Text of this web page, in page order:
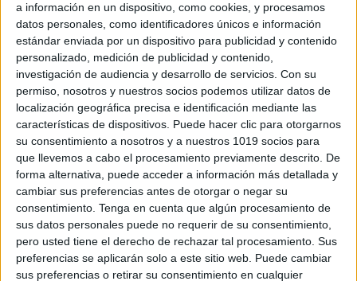
a información en un dispositivo, como cookies, y procesamos
datos personales, como identificadores únicos e información
estándar enviada por un dispositivo para publicidad y contenido
personalizado, medición de publicidad y contenido,
investigación de audiencia y desarrollo de servicios. Con su
permiso, nosotros y nuestros socios podemos utilizar datos de
localización geográfica precisa e identificación mediante las
características de dispositivos. Puede hacer clic para otorgarnos
su consentimiento a nosotros y a nuestros 1019 socios para
que llevemos a cabo el procesamiento previamente descrito. De
forma alternativa, puede acceder a información más detallada y
cambiar sus preferencias antes de otorgar o negar su
consentimiento. Tenga en cuenta que algún procesamiento de
sus datos personales puede no requerir de su consentimiento,
pero usted tiene el derecho de rechazar tal procesamiento. Sus
preferencias se aplicarán solo a este sitio web. Puede cambiar
sus preferencias o retirar su consentimiento en cualquier
Súper Lectores:
Desafío de Oraciones
8 junio, 2023 Mª Carmen Pérez
4
comentarios
¡Os
presento
nuestro